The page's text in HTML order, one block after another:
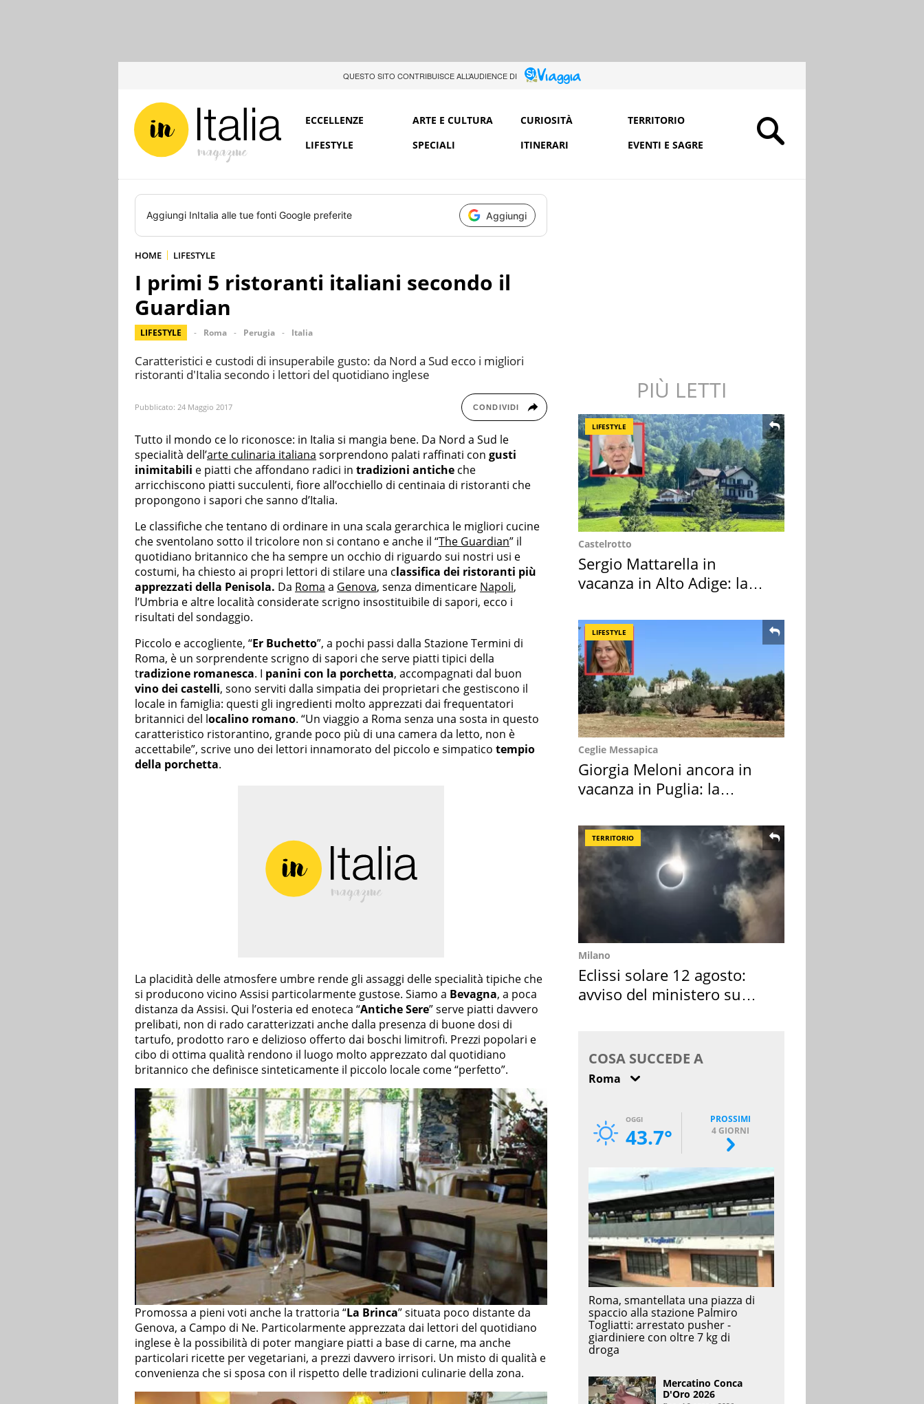
QUESTO SITO CONTRIBUISCE ALL’AUDIENCE DI
ECCELLENZE ARTE E CULTURA CURIOSITÀ
TERRITORIO
LIFESTYLE
SPECIALI ITINERARI EVENTI E SAGRE
Aggiungi InItalia alle tue fonti Google preferite Aggiungi
HOME LIFESTYLE
I primi 5 ristoranti italiani secondo il
Guardian
LIFESTYLE Roma Perugia Italia
Caratteristici e custodi di insuperabile gusto: da Nord a Sud ecco i migliori
ristoranti d'Italia secondo i lettori del quotidiano inglese
Pubblicato: 24 Maggio 2017 CONDIVIDI
Tutto il mondo ce lo riconosce: in Italia si mangia bene. Da Nord a Sud le
specialità dell’arte culinaria italiana sorprendono palati raffinati con gusti
inimitabili e piatti che affondano radici in tradizioni antiche che
arricchiscono piatti succulenti, fiore all’occhiello di centinaia di ristoranti che
propongono i sapori che sanno d’Italia.
Le classifiche che tentano di ordinare in una scala gerarchica le migliori cucine
che sventolano sotto il tricolore non si contano e anche il “The Guardian” il
quotidiano britannico che ha sempre un occhio di riguardo sui nostri usi e
costumi, ha chiesto ai propri lettori di stilare una classifica dei ristoranti più
apprezzati della Penisola. Da Roma a Genova, senza dimenticare Napoli,
l’Umbria e altre località considerate scrigno insostituibile di sapori, ecco i
risultati del sondaggio.
Piccolo e accogliente, “Er Buchetto”, a pochi passi dalla Stazione Termini di
Roma, è un sorprendente scrigno di sapori che serve piatti tipici della
tradizione romanesca. I panini con la porchetta, accompagnati dal buon
vino dei castelli, sono serviti dalla simpatia dei proprietari che gestiscono il
locale in famiglia: questi gli ingredienti molto apprezzati dai frequentatori
britannici del localino romano. “Un viaggio a Roma senza una sosta in questo
caratteristico ristorantino, grande poco più di una camera da letto, non è
accettabile”, scrive uno dei lettori innamorato del piccolo e simpatico tempio
della porchetta.
La placidità delle atmosfere umbre rende gli assaggi delle specialità tipiche che
si producono vicino Assisi particolarmente gustose. Siamo a Bevagna, a poca
distanza da Assisi. Qui l’osteria ed enoteca “Antiche Sere” serve piatti davvero
prelibati, non di rado caratterizzati anche dalla presenza di buone dosi di
tartufo, prodotto raro e delizioso offerto dai boschi limitrofi. Prezzi popolari e
cibo di ottima qualità rendono il luogo molto apprezzato dal quotidiano
britannico che definisce sinteticamente il piccolo locale come “perfetto”.
Promossa a pieni voti anche la trattoria “La Brinca” situata poco distante da
Genova, a Campo di Ne. Particolarmente apprezzata dai lettori del quotidiano
inglese è la possibilità di poter mangiare piatti a base di carne, ma anche
particolari ricette per vegetariani, a prezzi davvero irrisori. Un misto di qualità e
convenienza che si sposa con il rispetto delle tradizioni culinarie della zona.
PIÙ LETTI
LIFESTYLE
Castelrotto
Sergio Mattarella in
vacanza in Alto Adige: la
LIFESTYLE
Ceglie Messapica
Giorgia Meloni ancora in
vacanza in Puglia: la
TERRITORIO
Milano
Eclissi solare 12 agosto:
avviso del ministero su